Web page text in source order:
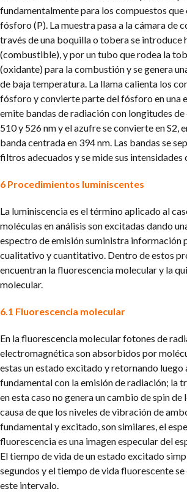
fundamentalmente para los compuestos que
fósforo (P). La muestra pasa a la cámara de
través de una boquilla o tobera se introduce
(combustible), y por un tubo que rodea la
(oxidante) para la combustión y se genera
de baja temperatura. La llama calienta los
fósforo y convierte parte del fósforo en una
emite bandas de radiación con longitudes
510 y 526 nm y el azufre se convierte en S2,
banda centrada en 394 nm. Las bandas se
filtros adecuados y se mide sus
6 Procedimientos luminiscentes
La luminiscencia es el término aplicado al
moléculas en análisis son excitadas dando
espectro de emisión suministra información
cualitativo y cuantitativo. Dentro de estos
encuentran la fluorescencia molecular y la
molecular.
6.1 Fluorescencia molecular
En la fluorescencia molecular fotones de
electromagnética son absorbidos por
estas un estado excitado y retornando luego
fundamental con la emisión de radiación; la
en esta caso no genera un cambio de spin de
causa de que los niveles de vibración de
fundamental y excitado, son similares, el
fluorescencia es una imagen especular del
El tiempo de vida de un estado excitado
segundos y el tiempo de vida fluorescente
este intervalo.